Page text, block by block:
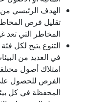
الهدف الرئيسي من
تقليل فرص
المخاطر التي تعد
التنوع يتيح لكل
في العديد من
امتلاك أصول
الفرص للحصول
المحفظة في كل